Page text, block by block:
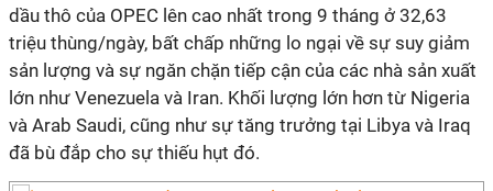
dầu thô của OPEC lên cao nhất trong 9 tháng ở 32,63
triệu thùng/ngày, bất chấp những lo ngại về sự suy giảm
sản lượng và sự ngăn chặn tiếp cận của các nhà sản xuất
lớn như Venezuela và Iran. Khối lượng lớn hơn từ Nigeria
và Arab Saudi, cũng như sự tăng trưởng tại Libya và Iraq
đã bù đắp cho sự thiếu hụt đó.